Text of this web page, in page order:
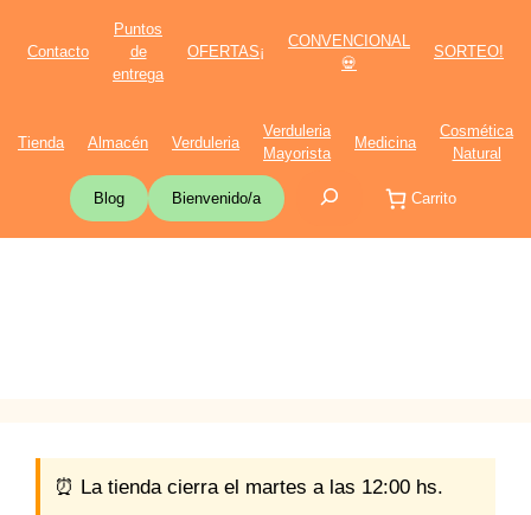
Contacto
Puntos
de
entrega
OFERTAS¡
CONVENCIONAL
💀
SORTEO!
Tienda Almacén Verduleria
Verduleria
Mayorista
Medicina
Cosmética
Natural
Blog Bienvenido/a
Carrito
⏰ La tienda cierra el martes a las 12:00 hs.